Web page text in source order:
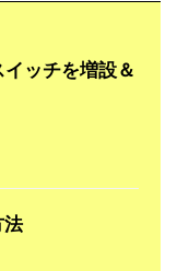
ッチを増設＆
法